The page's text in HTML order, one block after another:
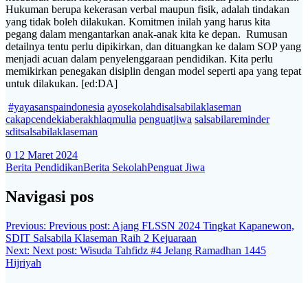
Hukuman berupa kekerasan verbal maupun fisik, adalah tindakan
yang tidak boleh dilakukan. Komitmen inilah yang harus kita
pegang dalam mengantarkan anak-anak kita ke depan. Rumusan
detailnya tentu perlu dipikirkan, dan dituangkan ke dalam SOP yang
menjadi acuan dalam penyelenggaraan pendidikan. Kita perlu
memikirkan penegakan disiplin dengan model seperti apa yang tepat
untuk dilakukan. [ed:DA]
#yayasanspaindonesia ayosekolahdisalsabilaklaseman
cakapcendekiaberakhlaqmulia penguatjiwa salsabilareminder
sditsalsabilaklaseman
0 12 Maret 2024
Berita PendidikanBerita SekolahPenguat Jiwa
Navigasi pos
Previous: Previous post: Ajang FLSSN 2024 Tingkat Kapanewon,
SDIT Salsabila Klaseman Raih 2 Kejuaraan
Next: Next post: Wisuda Tahfidz #4 Jelang Ramadhan 1445
Hijriyah